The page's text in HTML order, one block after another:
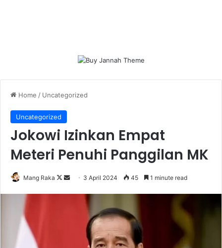
Home / Uncategorized
Uncategorized
Jokowi Izinkan Empat
Meteri Penuhi Panggilan MK
Mang Raka
Follow
Send 3 April 2024 45 1 minute read